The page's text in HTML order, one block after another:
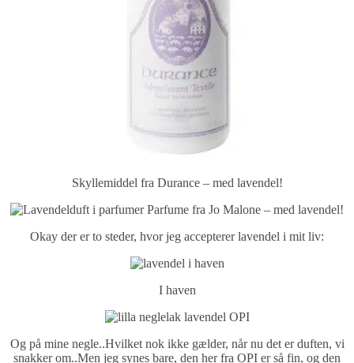
Skyllemiddel fra Durance – med lavendel!
Parfume fra Jo Malone – med lavendel!
Okay der er to steder, hvor jeg accepterer lavendel i mit liv:
I haven
Og på mine negle..Hvilket nok ikke gælder, når nu det er duften, vi
snakker om..Men jeg synes bare, den her fra OPI er så fin, og den